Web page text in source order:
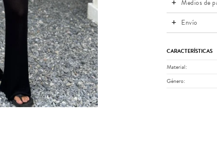
Medios de
Envío
CARACTERÍSTICAS
Material
Género